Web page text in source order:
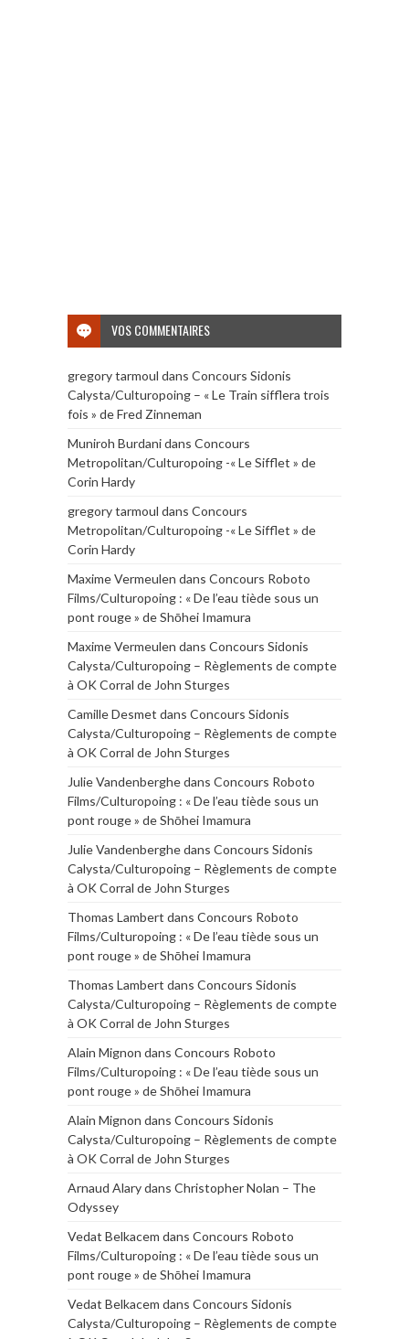
VOS COMMENTAIRES
gregory tarmoul dans Concours Sidonis
Calysta/Culturopoing – « Le Train sifflera trois
fois » de Fred Zinneman
Muniroh Burdanidans Concours
Metropolitan/Culturopoing -« Le Sifflet » de
Corin Hardy
gregory tarmoul dans Concours
Metropolitan/Culturopoing -« Le Sifflet » de
Corin Hardy
Maxime Vermeulen dans Concours Roboto
Films/Culturopoing : « De l’eau tiède sous un
pont rouge » de Shōhei Imamura
Maxime Vermeulen dans Concours Sidonis
Calysta/Culturopoing – Règlements de compte
à OK Corral de John Sturges
Camille Desmet dans Concours Sidonis
Calysta/Culturopoing – Règlements de compte
à OK Corral de John Sturges
Julie Vandenberghedans Concours Roboto
Films/Culturopoing : « De l’eau tiède sous un
pont rouge » de Shōhei Imamura
Julie Vandenberghedans Concours Sidonis
Calysta/Culturopoing – Règlements de compte
à OK Corral de John Sturges
Thomas Lambert dans Concours Roboto
Films/Culturopoing : « De l’eau tiède sous un
pont rouge » de Shōhei Imamura
Thomas Lambert dans Concours Sidonis
Calysta/Culturopoing – Règlements de compte
à OK Corral de John Sturges
Alain Mignon dans Concours Roboto
Films/Culturopoing : « De l’eau tiède sous un
pont rouge » de Shōhei Imamura
Alain Mignon dans Concours Sidonis
Calysta/Culturopoing – Règlements de compte
à OK Corral de John Sturges
Arnaud Alarydans Christopher Nolan – The
Odyssey
Vedat Belkacem dans Concours Roboto
Films/Culturopoing : « De l’eau tiède sous un
pont rouge » de Shōhei Imamura
Vedat Belkacem dans Concours Sidonis
Calysta/Culturopoing – Règlements de compte